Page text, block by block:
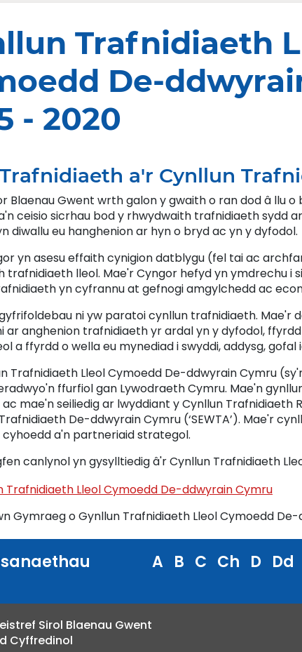
Trafnidiaeth
De-
- 2020
a'r Cynllun
Blaenau Gwent wrth galon y gwaith o ran dod â llu
ceisio sicrhau bod y rhwydwaith trafnidiaeth sydd
diwallu eu hanghenion ar hyn o bryd ac yn y dyfodol.
yn asesu effaith cynigion datblygu (fel tai ac
trafnidiaeth lleol. Mae'r Cyngor hefyd yn ymdrechu i
yn cyfrannu at gefnogi amgylchedd ac
ni yw paratoi cynllun trafnidiaeth. Mae'r
ar anghenion trafnidiaeth yr ardal yn y dyfodol,
a ffyrdd o wella eu mynediad i swyddi, addysg,
Trafnidiaeth Lleol Cymoedd De-ddwyrain Cymru
ffurfiol gan Lywodraeth Cymru. Mae'n
ac mae'n seiliedig ar lwyddiant y Cynllun
De-ddwyrain Cymru (‘SEWTA’). Mae'r
a'n partneriaid strategol.
canlynol yn gysylltiedig â'r Cynllun Trafnidiaeth
Trafnidiaeth Lleol Cymoedd De-ddwyrain Cymru
Gymraeg o Gynllun Trafnidiaeth Lleol Cymoedd
A B C Ch D Dd
Sirol Blaenau Gwent
Cyffredinol